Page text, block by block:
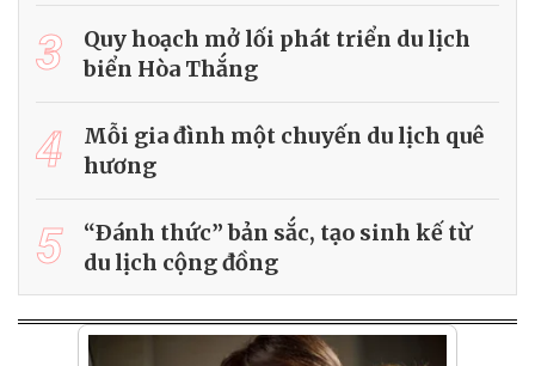
3
Quy hoạch mở lối phát triển du lịch
biển Hòa Thắng
4
Mỗi gia đình một chuyến du lịch quê
hương
5
“Ðánh thức” bản sắc, tạo sinh kế từ
du lịch cộng đồng